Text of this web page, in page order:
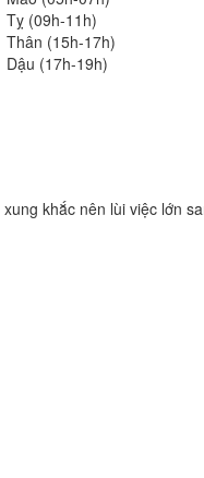
Tỵ (09h-11h)
Thân (15h-17h)
Dậu (17h-19h)
xung khắc nên lùi việc lớn